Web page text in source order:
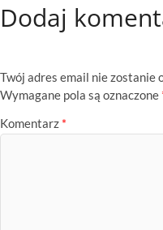
Dodaj
Twój adres email nie zostanie
Wymagane pola są oznaczone
Komentarz *